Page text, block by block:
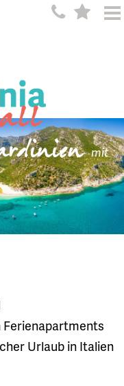
mit
Ferienapartments
Urlaub in Italien